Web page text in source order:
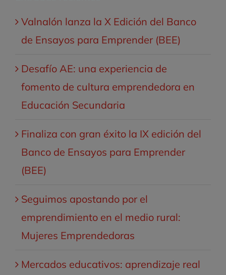
Valnalón lanza la X Edición del Banco
de Ensayos para Emprender (BEE)
Desafío AE: una experiencia de
fomento de cultura emprendedora en
Educación Secundaria
Finaliza con gran éxito la IX edición del
Banco de Ensayos para Emprender
(BEE)
Seguimos apostando por el
emprendimiento en el medio rural:
Mujeres Emprendedoras
Mercados educativos: aprendizaje real